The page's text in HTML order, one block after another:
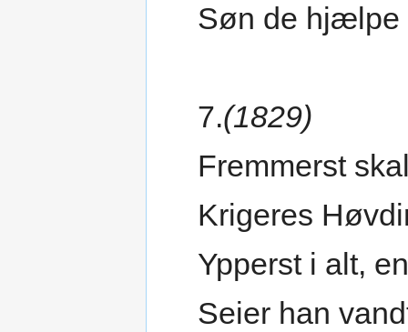
Søn de hjælpe
7.(1829)
Fremmerst
Krigeres
Ypperst i alt,
Seier han